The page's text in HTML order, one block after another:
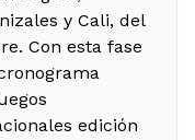
y Cali, del
Con esta fase
edición